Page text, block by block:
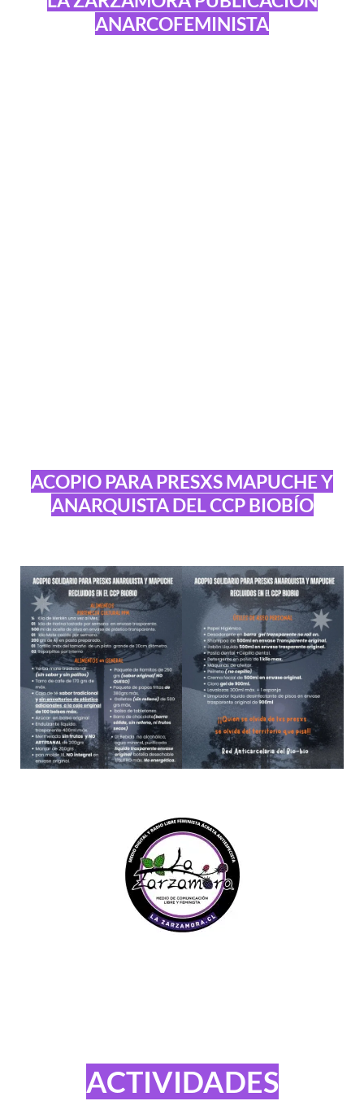
ANARCOFEMINISTA
ACOPIO PARA PRESXS MAPUCHE Y
ANARQUISTA DEL CCP BIOBÍO
ACTIVIDADES